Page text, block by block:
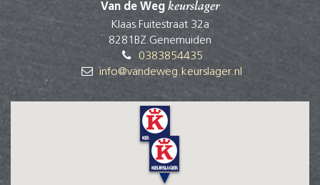
Van de Weg keurslager
Klaas Fuitestraat 32a
8281BZ Genemuiden
0383854435
info@vandeweg.keurslager.nl